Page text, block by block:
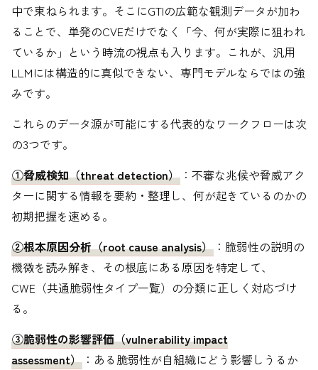
中で束ねられます。そこにGTIの広範な観測データが加わ
ることで、単発のCVEだけでなく「今、何が実際に狙われ
ているか」という時流の視点も入ります。これが、汎用
LLMには構造的に真似できない、専門モデルならではの強
みです。
これらのデータ源が可能にする代表的なワークフローは次
の3つです。
①脅威検知（threat detection） ：不審な兆候や脅威アク
ターに関する情報を要約・整理し、何が起きているのかの
初期把握を速める。
②根本原因分析（root cause analysis） ：脆弱性の説明の
機微を読み解き、その根底にある原因を特定して、
CWE（共通脆弱性タイプ一覧）の分類に正しく対応づけ
る。
③脆弱性の影響評価（vulnerability impact
assessment） ：ある脆弱性が自組織にどう影響しうるか